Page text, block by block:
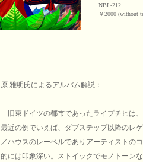
NBL-212
￥2000 (without
原 雅明氏によるアルバム解説：
旧東ドイツの都市であったライプチヒは
最近の例でいえば、ダブステップ以降のレ
／ハウスのレーベルでありアーティストの
的には印象深い。ストイックでモノトーン